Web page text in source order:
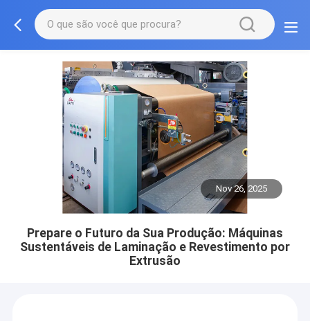
Nov 26, 2025
Prepare o Futuro da Sua Produção: Máquinas
Sustentáveis de Laminação e Revestimento por
Extrusão